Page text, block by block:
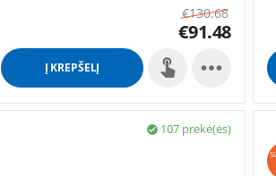
€130.68
€91.48
Į KREPŠELĮ 
107 prekė(ės)
